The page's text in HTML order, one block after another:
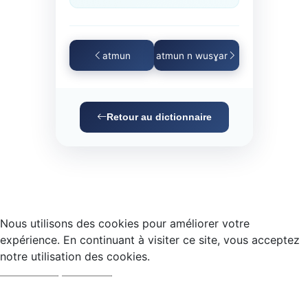
atmun atmun n wusɣar
Retour au dictionnaire
Nous utilisons des cookies pour améliorer votre
expérience. En continuant à visiter ce site, vous acceptez
notre utilisation des cookies.